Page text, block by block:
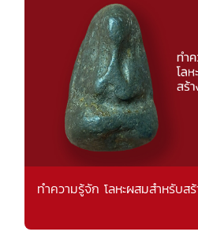
ทำความรู้จัก โลหะผสมสำหรับส